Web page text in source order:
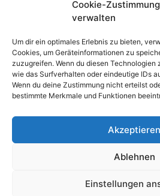
Cookie-Zustimmung
verwalten
Um dir ein optimales Erlebnis zu bieten,
Cookies, um Geräteinformationen zu
zuzugreifen. Wenn du diesen Technologien
wie das Surfverhalten oder eindeutige IDs
Wenn du deine Zustimmung nicht erteilst
bestimmte Merkmale und Funktionen
Akzeptieren
Ablehnen
Einstellungen
https://newsfoodtec.de
Fleischwolf
Fleischkutter
Tipps und Wissen
Verkauf 0251 39619618
Service 0251 39619618
Hotline 01706240710